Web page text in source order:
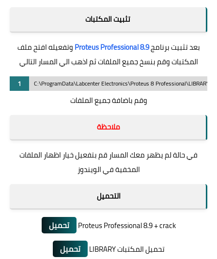
تثبيت المكتبات
بعد تثبيت برنامجProteus Professional 8.9وتفعيله افتح ملف
المكتبات وقم بنسخ جميع الملفات ثم اذهب الي المسار التالي
1 C:\ProgramData\Labcenter Electronics\Proteus 8 Professional\LIBRARY
وقم باضافة جميع الملفات
ملاحظة
في حالة لم يظهر معك المسار قم بتفعيل خيار اظهار الملفات
المخفية في الويندوز
التحميل
Proteus Professional 8.9 + crack تحميل
تحميل المكتبات LIBRARY تحميل